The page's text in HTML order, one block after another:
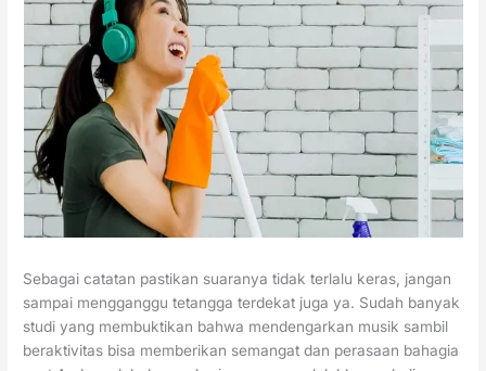
Sebagai catatan pastikan suaranya tidak terlalu keras, jangan
sampai mengganggu tetangga terdekat juga ya. Sudah banyak
studi yang membuktikan bahwa mendengarkan musik sambil
beraktivitas bisa memberikan semangat dan perasaan bahagia